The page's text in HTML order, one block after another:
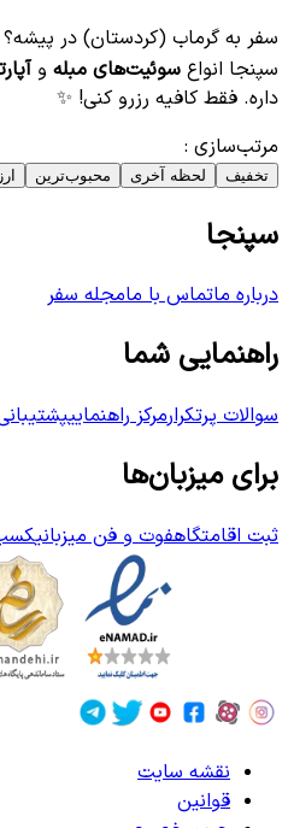
سفر به گرماب (کردستان) در
سپنجا انواع سوئیت‌های مبله و
داره. فقط کافیه رزرو کنی! ✨
مرتب‌سازی :
تخفیف لحظه آخری محبوب‌ترین
سپنجا
درباره ماتماس با مامجله سفر
راهنمایی شما
سوالات پرتکرارمرکز راهنمایی
برای میزبان‌ها
ثبت اقامتگاهفوت و فن میزبانی
نقشه سایت
قوانین